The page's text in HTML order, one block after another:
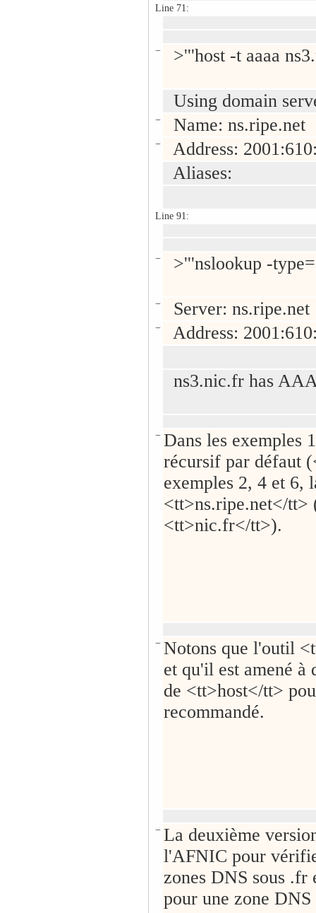
Line 71:
− >'''host -t aaaa
Using domain
− Name: ns.ripe.net
−
Address:
Aliases:
Line 91:
− >'''nslookup -
− Server: ns.ripe.net
− Address:
ns3.nic.fr has
− Dans les exemples
récursif par défaut
exemples 2, 4 et 6,
<tt>ns.ripe.net</tt>
<tt>nic.fr</tt>).
− Notons que l'outil
et qu'il est amené
de <tt>host</tt>
recommandé.
− La deuxième
l'AFNIC pour
zones DNS sous .fr
pour une zone